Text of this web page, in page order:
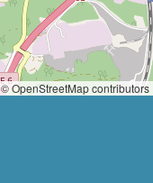
© OpenStreetMap contributors